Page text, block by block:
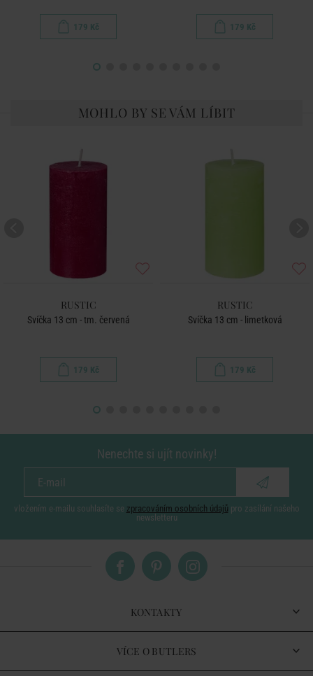
179 Kč 179 Kč
MOHLO BY SE VÁM LÍBIT
RUSTIC
Svíčka 13 cm - tm. červená
179 Kč
RUSTIC
Svíčka 13 cm - limetková
179 Kč
Nenechte si ujít novinky!
vložením e-mailu souhlasíte se zpracováním osobních údajů pro zasílání našeho
newsletteru
KONTAKTY
VÍCE O BUTLERS